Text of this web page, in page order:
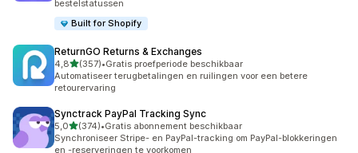
bestelstatussen
Built for Shopify
ReturnGO Returns & Exchanges
4,8van 5 sterren
(357)
357 recensies in totaal
•Gratis proefperiode beschikbaar
Automatiseer terugbetalingen en ruilingen voor een betere
retourervaring
Synctrack PayPal Tracking Sync
5,0van 5 sterren
(374)
374 recensies in totaal
•Gratis abonnement beschikbaar
Synchroniseer Stripe- en PayPal-tracking om PayPal-blokkeringen
en -reserveringen te voorkomen